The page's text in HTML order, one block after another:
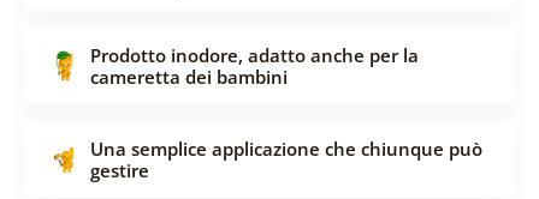
Prodotto inodore, adatto anche per la
cameretta dei bambini
Una semplice applicazione che chiunque può
gestire